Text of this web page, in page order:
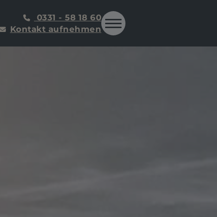
0331 - 58 18 60
Kontakt aufnehmen